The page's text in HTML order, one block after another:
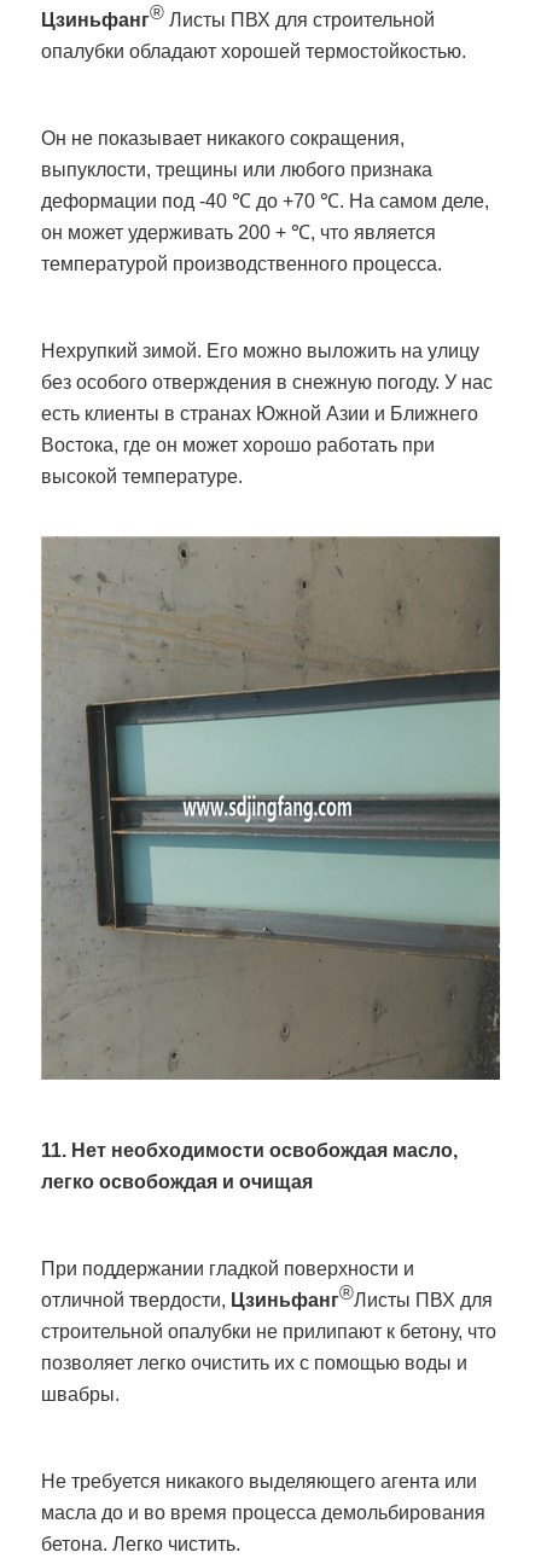
Цзиньфанг® Листы ПВХ для строительной
опалубки обладают хорошей термостойкостью.
Он не показывает никакого сокращения,
выпуклости, трещины или любого признака
деформации под -40 ℃ до +70 ℃. На самом деле,
он может удерживать 200 + ℃, что является
температурой производственного процесса.
Нехрупкий зимой. Его можно выложить на улицу
без особого отверждения в снежную погоду. У нас
есть клиенты в странах Южной Азии и Ближнего
Востока, где он может хорошо работать при
высокой температуре.
11. Нет необходимости освобождая масло,
легко освобождая и очищая
При поддержании гладкой поверхности и
отличной твердости, Цзиньфанг®Листы ПВХ для
строительной опалубки не прилипают к бетону, что
позволяет легко очистить их с помощью воды и
швабры.
Не требуется никакого выделяющего агента или
масла до и во время процесса демольбирования
бетона. Легко чистить.